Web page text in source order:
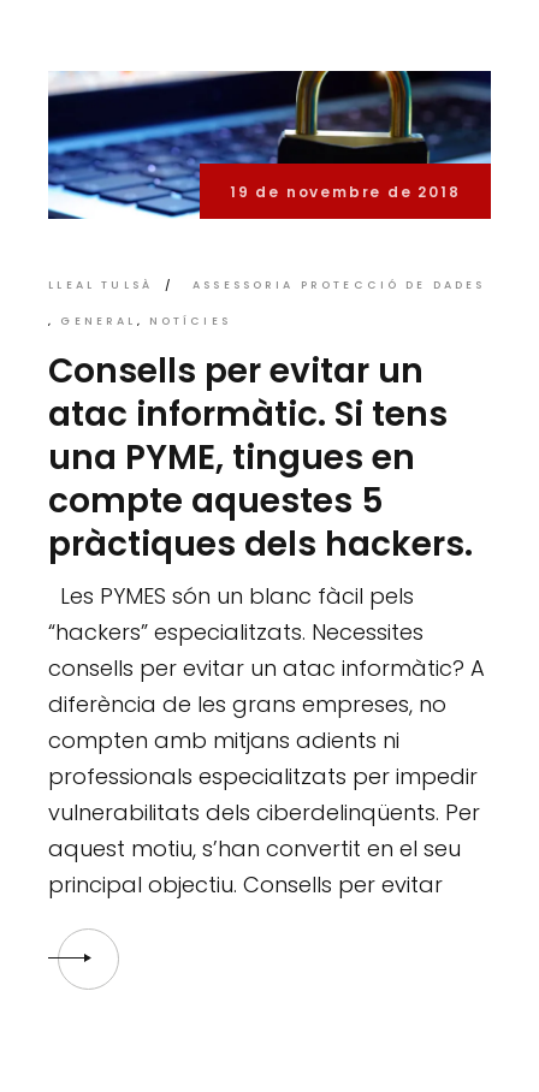
19 de novembre de 2018
LLEAL TULSÀ ASSESSORIA PROTECCIÓ DE DADES
GENERAL NOTÍCIES
Consells per evitar un
atac informàtic. Si tens
una PYME, tingues en
compte aquestes 5
pràctiques dels hackers.
Les PYMES són un blanc fàcil pels
“hackers” especialitzats. Necessites
consells per evitar un atac informàtic? A
diferència de les grans empreses, no
compten amb mitjans adients ni
professionals especialitzats per impedir
vulnerabilitats dels ciberdelinqüents. Per
aquest motiu, s’han convertit en el seu
principal objectiu. Consells per evitar